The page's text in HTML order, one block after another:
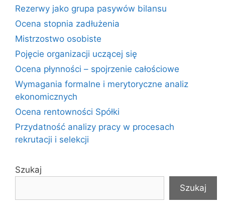
Rezerwy jako grupa pasywów bilansu
Ocena stopnia zadłużenia
Mistrzostwo osobiste
Pojęcie organizacji uczącej się
Ocena płynności – spojrzenie całościowe
Wymagania formalne i merytoryczne analiz
ekonomicznych
Ocena rentowności Spółki
Przydatność analizy pracy w procesach
rekrutacji i selekcji
Szukaj
Szukaj